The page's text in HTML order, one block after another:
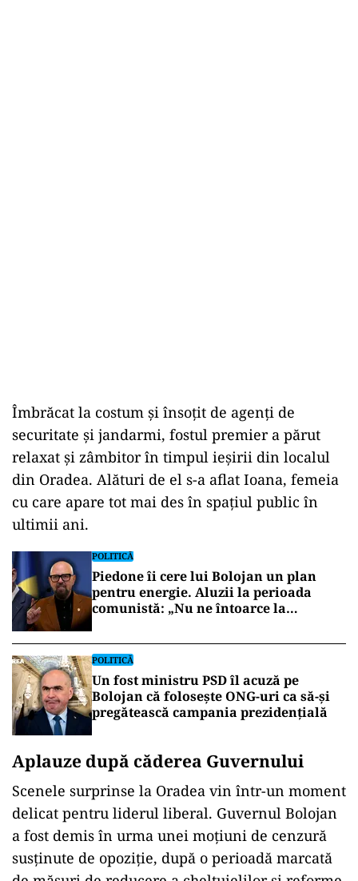
Îmbrăcat la costum și însoțit de agenți de
securitate și jandarmi, fostul premier a părut
relaxat și zâmbitor în timpul ieșirii din localul
din Oradea. Alături de el s-a aflat Ioana, femeia
cu care apare tot mai des în spațiul public în
ultimii ani.
POLITICĂ
Piedone îi cere lui Bolojan un plan
pentru energie. Aluzii la perioada
comunistă: „Nu ne întoarce la
POLITICĂ
Un fost ministru PSD îl acuză pe
Bolojan că folosește ONG-uri ca să-și
pregătească campania prezidențială
Aplauze după căderea Guvernului
Scenele surprinse la Oradea vin într-un moment
delicat pentru liderul liberal. Guvernul Bolojan
a fost demis în urma unei moțiuni de cenzură
susținute de opoziție, după o perioadă marcată